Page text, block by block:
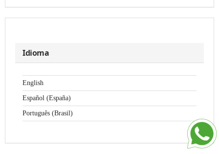
Idioma
English
Español (España)
Português (Brasil)